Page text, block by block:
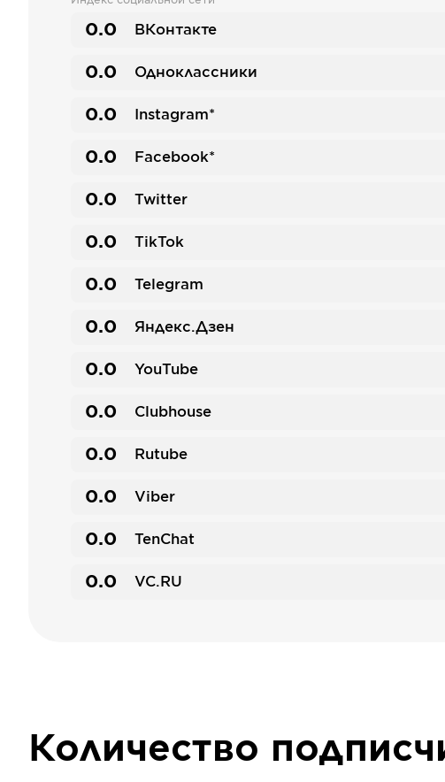
0.0 ВКонтакте
0.0 Одноклассники
0.0 Instagram*
0.0 Facebook*
0.0 Twitter
0.0 TikTok
0.0 Telegram
0.0 Яндекс.Дзен
0.0 YouTube
0.0 Clubhouse
0.0 Rutube
0.0 Viber
0.0 TenChat
0.0 VC.RU
Количество